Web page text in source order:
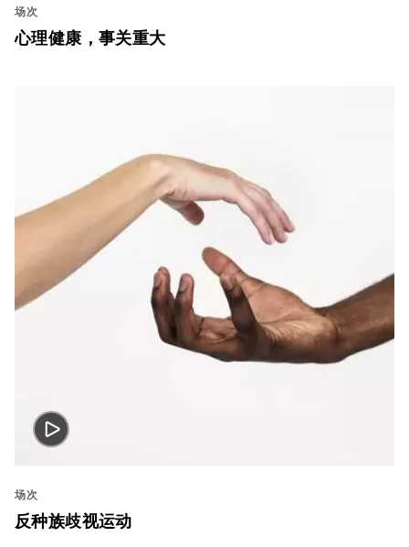
场次
心理健康，事关重大
场次
反种族歧视运动